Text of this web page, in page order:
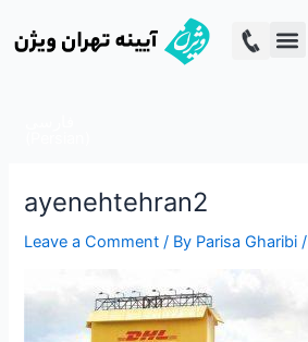
ayenehtehran2
Leave a Comment / By Parisa Gharibi/
navigation